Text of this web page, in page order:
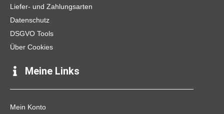
Liefer- und Zahlungsarten
Datenschutz
DSGVO Tools
Über Cookies
Meine Links
Mein Konto